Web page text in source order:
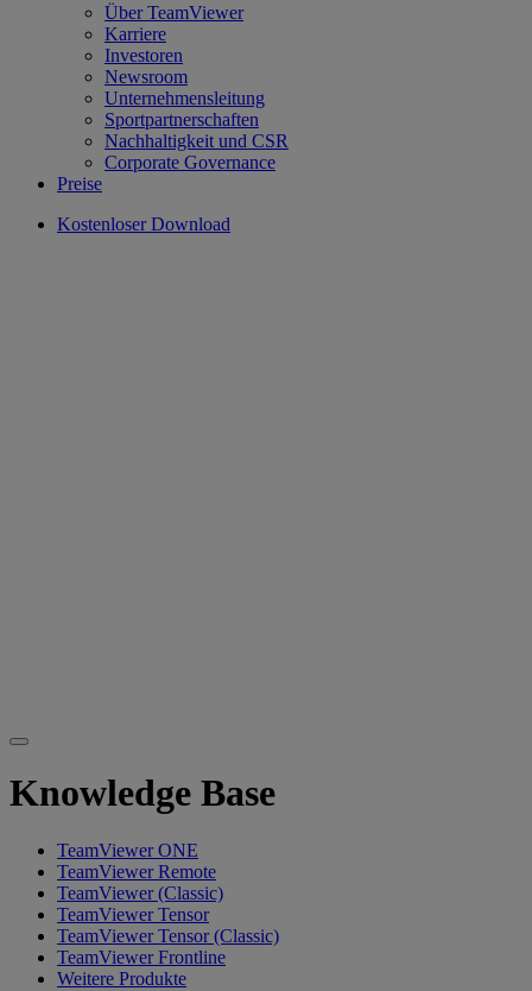
Über TeamViewer
Karriere
Investoren
Newsroom
Unternehmensleitung
Sportpartnerschaften
Nachhaltigkeit und CSR
Corporate Governance
Preise
Kostenloser Download
Knowledge Base
TeamViewer ONE
TeamViewer Remote
TeamViewer (Classic)
TeamViewer Tensor
TeamViewer Tensor (Classic)
TeamViewer Frontline
Weitere Produkte